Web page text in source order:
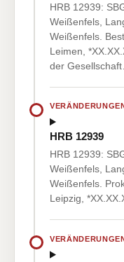
HRB 12939:
Weißenfels,
Weißenfels.
Leimen,
der
VERÄNDERUNGEN
HRB 12939
HRB 12939:
Weißenfels,
Weißenfels.
Leipzig,